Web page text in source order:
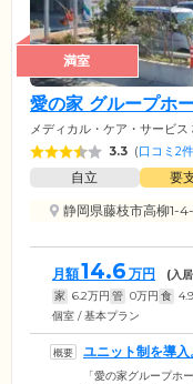
満室
愛の家 グループホ
メディカル・ケア・サービス
3.3 (口コミ2件
自立 要
静岡県藤枝市高柳1-
月額14.6 万円 (入
家 6.2万円 管 0万円 食 4.9
個室 / 基本プラン
ユニット制を導
ープホームです
「愛の家グループホ